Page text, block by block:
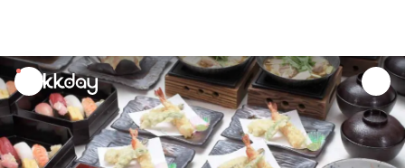
unread
notifications